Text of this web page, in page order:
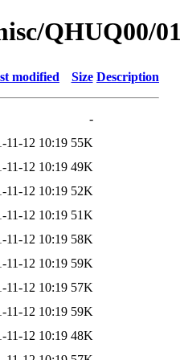
QHUQ00/
modified Size Description
-
11-12 10:19 55K
11-12 10:19 49K
11-12 10:19 52K
11-12 10:19 51K
11-12 10:19 58K
11-12 10:19 59K
11-12 10:19 57K
11-12 10:19 59K
11-12 10:19 48K